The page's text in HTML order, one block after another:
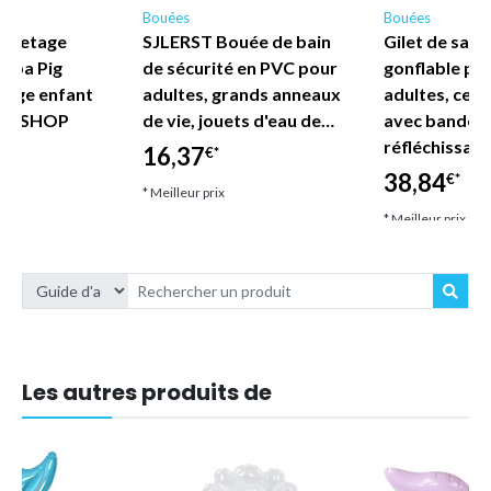
Pig
enfant
SHOP
Bouées
SJLERST Bouée de bain
de sécurité en PVC pour
adultes, grands anneaux
de vie, jouets d'eau de…
16,37€*
* Meilleur prix
Bouées
Gilet de
gonflable
adultes,
avec bandes
38,84€*
* Meilleur prix
Les autres produits de